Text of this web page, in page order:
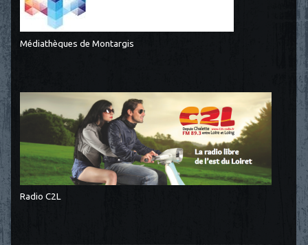
Médiathèques de Montargis
Radio C2L